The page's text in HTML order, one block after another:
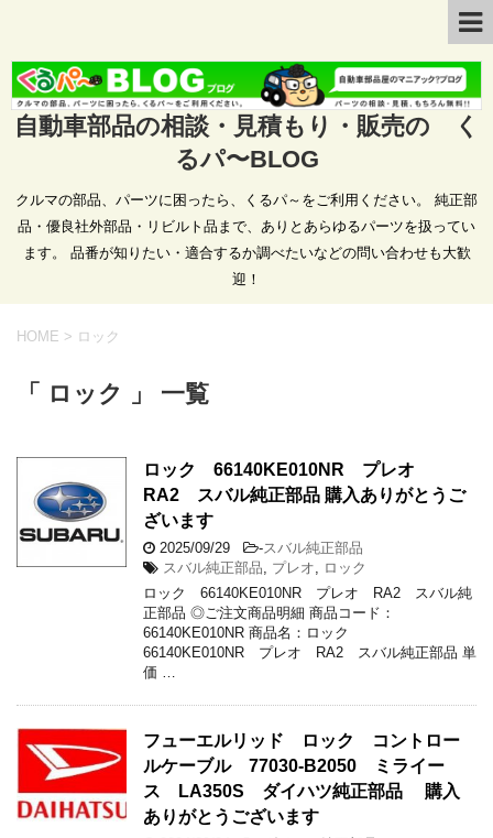
自動車部品の相談・見積もり・販売の く
るパ〜BLOG
クルマの部品、パーツに困ったら、くるパ～をご利用ください。 純正部
品・優良社外部品・リビルト品まで、ありとあらゆるパーツを扱ってい
ます。 品番が知りたい・適合するか調べたいなどの問い合わせも大歓
迎！
HOME > ロック
「 ロック 」 一覧
ロック 66140KE010NR プレオ
RA2 スバル純正部品 購入ありがとうご
ざいます
2025/09/29 -スバル純正部品
スバル純正部品
プレオ
ロック
ロック 66140KE010NR プレオ RA2 スバル純
正部品 ◎ご注文商品明細 商品コード：
66140KE010NR 商品名：ロック
66140KE010NR プレオ RA2 スバル純正部品 単
価 …
フューエルリッド ロック コントロー
ルケーブル 77030-B2050 ミライー
ス LA350S ダイハツ純正部品 購入
ありがとうございます